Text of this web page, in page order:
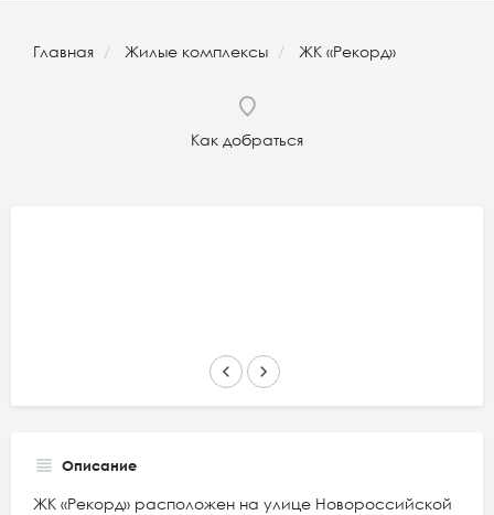
Главная Жилые комплексы ЖК «Рекорд»
Как добраться
keyboard_arrow_left keyboard_arrow_right
Описание
ЖК «Рекорд» расположен на улице Новороссийской